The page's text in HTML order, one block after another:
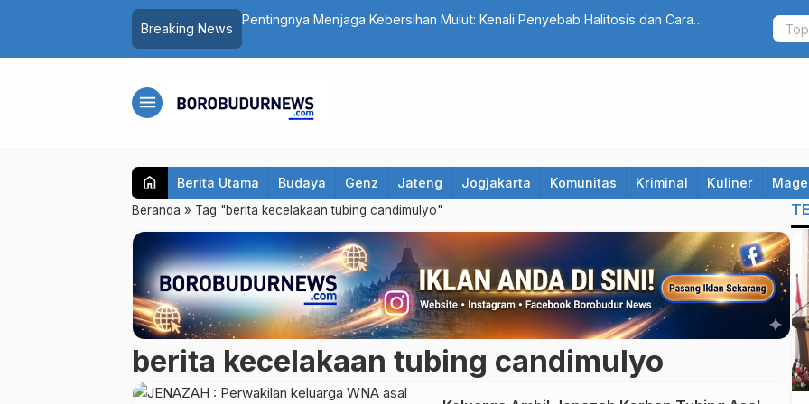
Breaking News
Pentingnya Menjaga Kebersihan Mulut: Kenali Penyebab Halitosis dan Cara
Ribuan
Indonesia
menu
home Berita Utama Budaya Genz Jateng Jogjakarta Komunitas Kriminal Kuliner
Beranda » Tag "berita kecelakaan tubing candimulyo"
berita kecelakaan tubing candimulyo